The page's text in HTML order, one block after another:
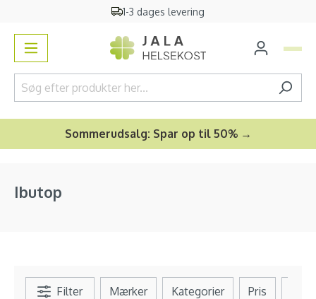
1-3 dages levering
Sommerudsalg: Spar op til 50% →
Ibutop
Filter Mærker Kategorier Pris